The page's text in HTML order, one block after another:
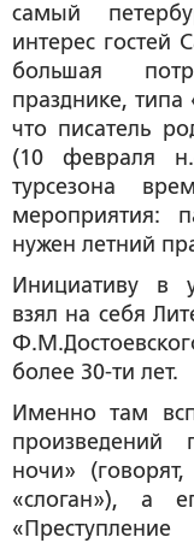
самый
интерес гостей
большая
празднике,
что писатель
(10 февраля
турсезона
мероприятия:
нужен летний
Инициативу в
взял на себя
более 30-ти лет.
Именно там
произведений
ночи»
«слоган»), а